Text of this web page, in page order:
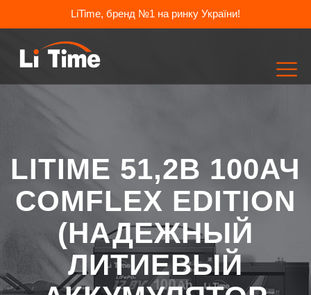
LiTime, бренд №1 на ринку України!
LITIME 51,2В 100АЧ
COMFLEX EDITION
(НАДЕЖНЫЙ
ЛИТИЕВЫЙ